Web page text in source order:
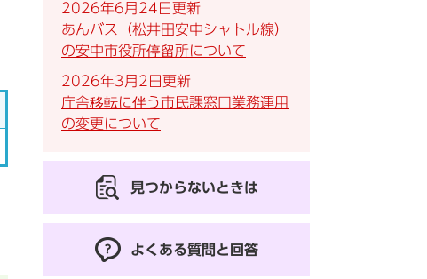
2026年6月24日更新
あんバス（松井田安中シャトル線）
の安中市役所停留所について
2026年3月2日更新
庁舎移転に伴う市民課窓口業務運用
の変更について
見つからないときは
よくある質問と回答